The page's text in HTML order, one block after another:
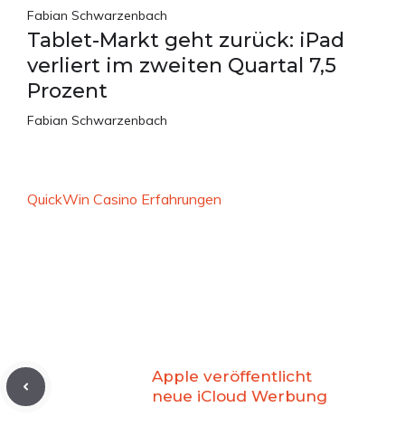
Fabian Schwarzenbach
Tablet-Markt geht zurück: iPad
verliert im zweiten Quartal 7,5
Prozent
Fabian Schwarzenbach
QuickWin Casino Erfahrungen
Apple veröffentlicht
neue iCloud Werbung